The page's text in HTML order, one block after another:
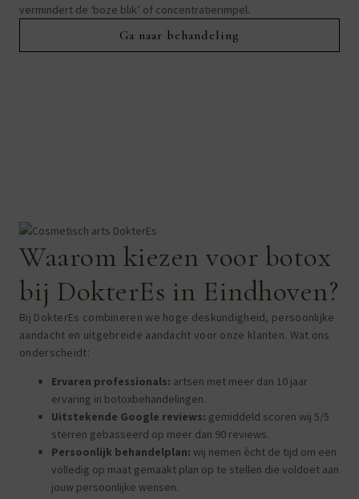
vermindert de ‘boze blik’ of concentratierimpel.
Ga naar behandeling
Waarom kiezen voor botox
bij DokterEs in Eindhoven?
Bij DokterEs combineren we hoge deskundigheid, persoonlijke
aandacht en uitgebreide aandacht voor onze klanten. Wat ons
onderscheidt:
Ervaren professionals: artsen met meer dan 10 jaar
ervaring in botoxbehandelingen.
Uitstekende Google reviews: gemiddeld scoren wij 5/5
sterren gebasseerd op meer dan 90 reviews.
Persoonlijk behandelplan: wij nemen ècht de tijd om een
volledig op maat gemaakt plan op te stellen die voldoet aan
jouw persoonlijke wensen.